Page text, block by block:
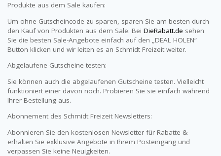
Produkte aus dem Sale kaufen:
Um ohne Gutscheincode zu sparen, sparen Sie am besten durch
den Kauf von Produkten aus dem Sale. Bei DieRabatt.de sehen
Sie die besten Sale-Angebote einfach auf den „DEAL HOLEN“
Button klicken und wir leiten es an Schmidt Freizeit weiter.
Abgelaufene Gutscheine testen:
Sie können auch die abgelaufenen Gutscheine testen. Vielleicht
funktioniert einer davon noch. Probieren Sie sie einfach während
Ihrer Bestellung aus.
Abonnement des Schmidt Freizeit Newsletters:
Abonnieren Sie den kostenlosen Newsletter für Rabatte &
erhalten Sie exklusive Angebote in Ihrem Posteingang und
verpassen Sie keine Neuigkeiten.